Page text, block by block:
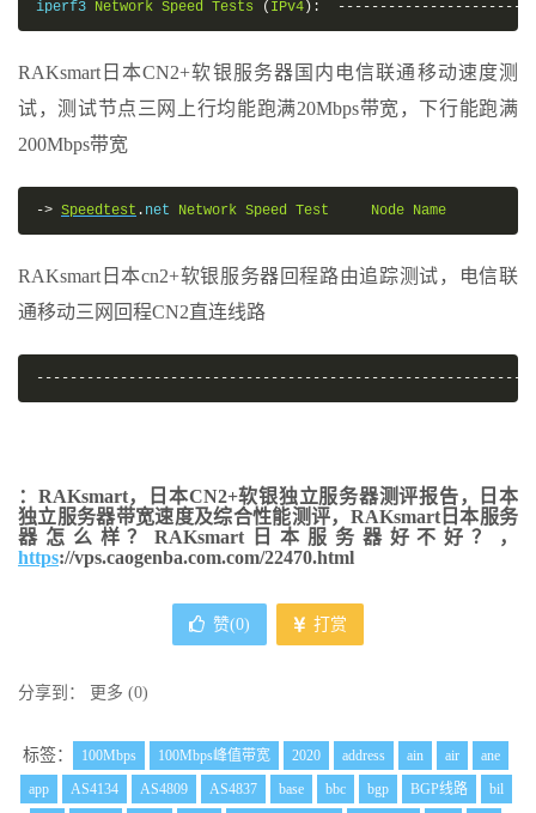
iperf3 Network Speed Tests ( IPv4 ):
RAKsmart日本CN2+软银服务器国内电信联通移动速度测
试，测试节点三网上行均能跑满20Mbps带宽，下行能跑满
200Mbps带宽
-> Speedtest . net Network Speed Test Node Name
RAKsmart日本cn2+软银服务器回程路由追踪测试，电信联
通移动三网回程CN2直连线路
：RAKsmart，日本CN2+软银独立服务器测评报告，日本
独立服务器带宽速度及综合性能测评，RAKsmart日本服务
器怎么样？RAKsmart日本服务器好不好？，
https://vps.caogenba.com.com/22470.html
赞(0) 打赏
分享到： 更多 (0)
标签： 100Mbps 100Mbps峰值带宽 2020 address ain air
ane
app
AS4134 AS4809 AS4837 base bbc bgp BGP线路
bil